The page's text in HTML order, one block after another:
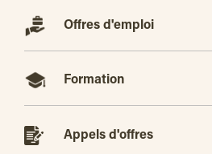
Offres d'emploi
Formation
Appels d'offres